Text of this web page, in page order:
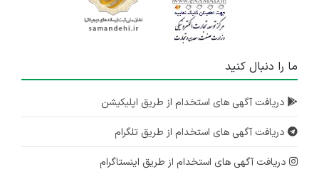
ما را دنبال کنید
دریافت آگهی های استخدام از طریق اپلیکیشن
دریافت آگهی های استخدام از طریق تلگرام
دریافت آگهی های استخدام از طریق اینستاگرام